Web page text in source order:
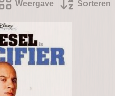
Weergave Sorteren